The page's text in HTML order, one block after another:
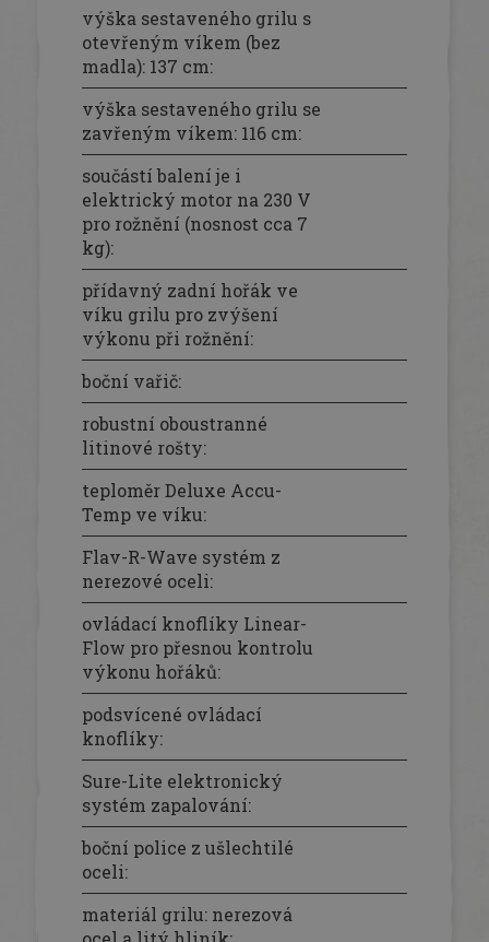
výška sestaveného grilu s
otevřeným víkem (bez
madla): 137 cm:
výška sestaveného grilu se
zavřeným víkem: 116 cm:
součástí balení je i
elektrický motor na 230 V
pro rožnění (nosnost cca 7
kg):
přídavný zadní hořák ve
víku grilu pro zvýšení
výkonu při rožnění:
boční vařič:
robustní oboustranné
litinové rošty:
teploměr Deluxe Accu-
Temp ve víku:
Flav-R-Wave systém z
nerezové oceli:
ovládací knoflíky Linear-
Flow pro přesnou kontrolu
výkonu hořáků:
podsvícené ovládací
knoflíky:
Sure-Lite elektronický
systém zapalování:
boční police z ušlechtilé
oceli:
materiál grilu: nerezová